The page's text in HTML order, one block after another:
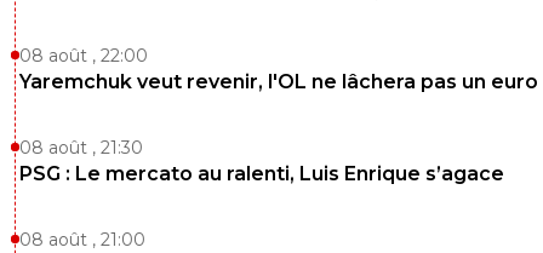
08 août , 22:00
Yaremchuk veut revenir, l'OL ne lâchera pas un euro
08 août , 21:30
PSG : Le mercato au ralenti, Luis Enrique s’agace
08 août , 21:00